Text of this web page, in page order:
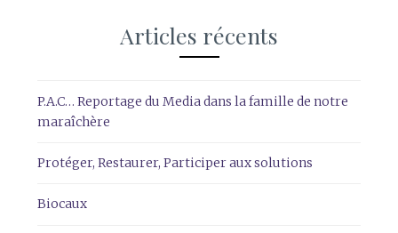
Articles récents
P.A.C… Reportage du Media dans la famille de notre
maraîchère
Protéger, Restaurer, Participer aux solutions
Biocaux